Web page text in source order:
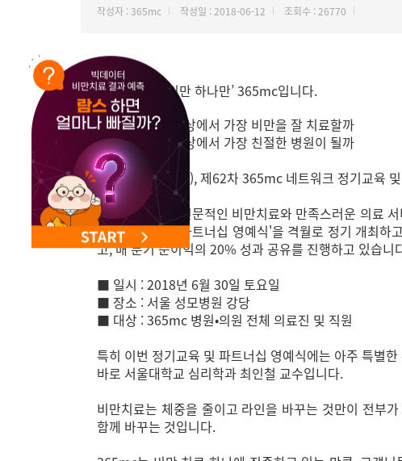
작성자 : 365mc 작성일 : 2018-06-12 조회수 : 26770
안녕하세요. ‘비만 하나만’ 365mc입니다.
- 어떻게 하면 세상에서 가장 비만을 잘 치료할까
- 어떻게 하면 세상에서 가장 친절한 병원이 될까
이번 6월 30일(토), 제62차 365mc 네트워크 정기교육
365mc는 보다 전문적인 비만치료와 만족스러운 의료
들을 축하하는 '파트너십 영예식'을 격월로 정기 개최
고, 매 분기 순이익의 20% 성과 공유를 진행하고 있습니
■ 일시 : 2018년 6월 30일 토요일
■ 장소 : 서울 성모병원 강당
■ 대상 : 365mc 병원•의원 전체 의료진 및 직원
특히 이번 정기교육 및 파트너십 영예식에는 아주 특별
바로 서울대학교 심리학과 최인철 교수입니다.
비만치료는 체중을 줄이고 라인을 바꾸는 것만이 전부
함께 바꾸는 것입니다.